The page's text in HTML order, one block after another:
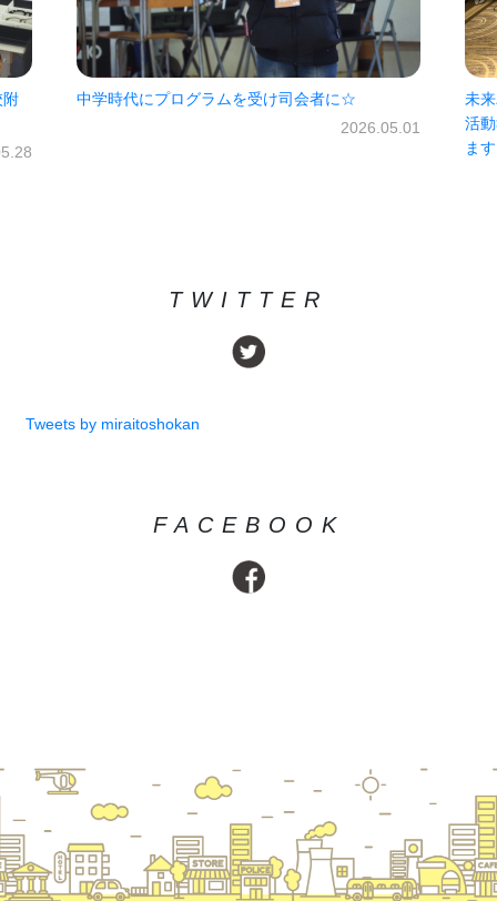
未来パスポート300回突破お祝いの会・2025年度
活動報告会 2026年度もよろしくお願いいたし
振
（1
TWITTER
Tweets by miraitoshokan
FACEBOOK